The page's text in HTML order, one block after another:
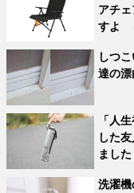
アチ
すよ
しつ
達の
「人
した
ました
洗濯機